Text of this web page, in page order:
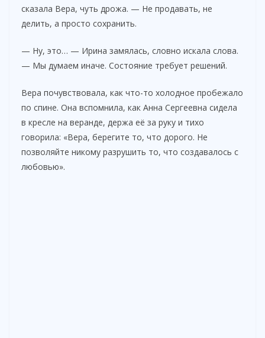
сказала Вера, чуть дрожа. — Не продавать, не
делить, а просто сохранить.
— Ну, это… — Ирина замялась, словно искала слова.
— Мы думаем иначе. Состояние требует решений.
Вера почувствовала, как что-то холодное пробежало
по спине. Она вспомнила, как Анна Сергеевна сидела
в кресле на веранде, держа её за руку и тихо
говорила: «Вера, берегите то, что дорого. Не
позволяйте никому разрушить то, что создавалось с
любовью».